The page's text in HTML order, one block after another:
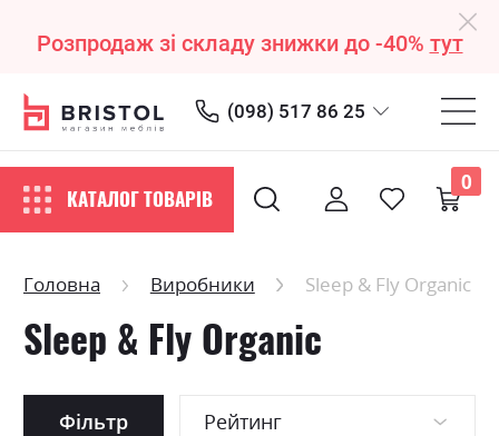
Розпродаж зі складу знижки до -40% тут
(098) 517 86 25
КАТАЛОГ ТОВАРІВ
0
Головна Виробники Sleep & Fly Organic
Sleep & Fly Organic
Фільтр Рейтинг